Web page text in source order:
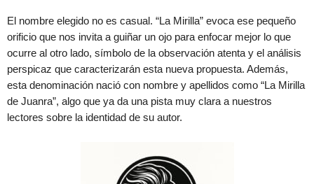
El nombre elegido no es casual. “La Mirilla” evoca ese pequeño
orificio que nos invita a guiñar un ojo para enfocar mejor lo que
ocurre al otro lado, símbolo de la observación atenta y el análisis
perspicaz que caracterizarán esta nueva propuesta. Además,
esta denominación nació con nombre y apellidos como “La Mirilla
de Juanra”, algo que ya da una pista muy clara a nuestros
lectores sobre la identidad de su autor.